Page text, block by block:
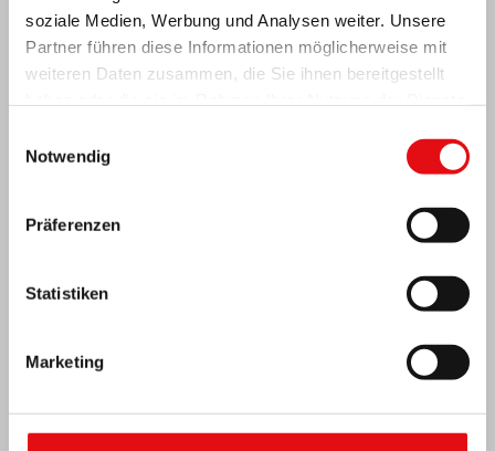
soziale Medien, Werbung und Analysen weiter. Unsere
Partner führen diese Informationen möglicherweise mit
weiteren Daten zusammen, die Sie ihnen bereitgestellt
Notwendig
Präferenzen
Statistiken
Marketing
Indien: Segnung und Einweihung des „Lumen